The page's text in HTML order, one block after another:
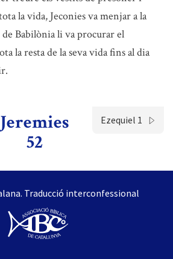
la vida, Jeconies va menjar a la
Babilònia li va procurar el
la resta de la seva vida fins al dia
Jeremies
52
Ezequiel 1
Traducció interconfessional